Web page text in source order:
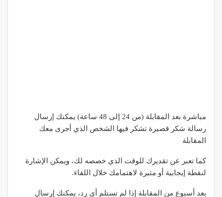
مباشرة بعد المقابلة (من 24 إلى 48 ساعة) يمكنك إرسال
رسالة شكر قصيرة تشكر فيها الشخص الذي أجرى معك
المقابلة
كما تعبر عن تقديرك للوقت الذي خصصه لك، ويمكن الإشارة
لنقطة إيجابية أو مثيرة لاهتمامك خلال اللقاء.
بعد أسبوع من المقابلة إذا لم تستلم أي رد، يمكنك إرسال